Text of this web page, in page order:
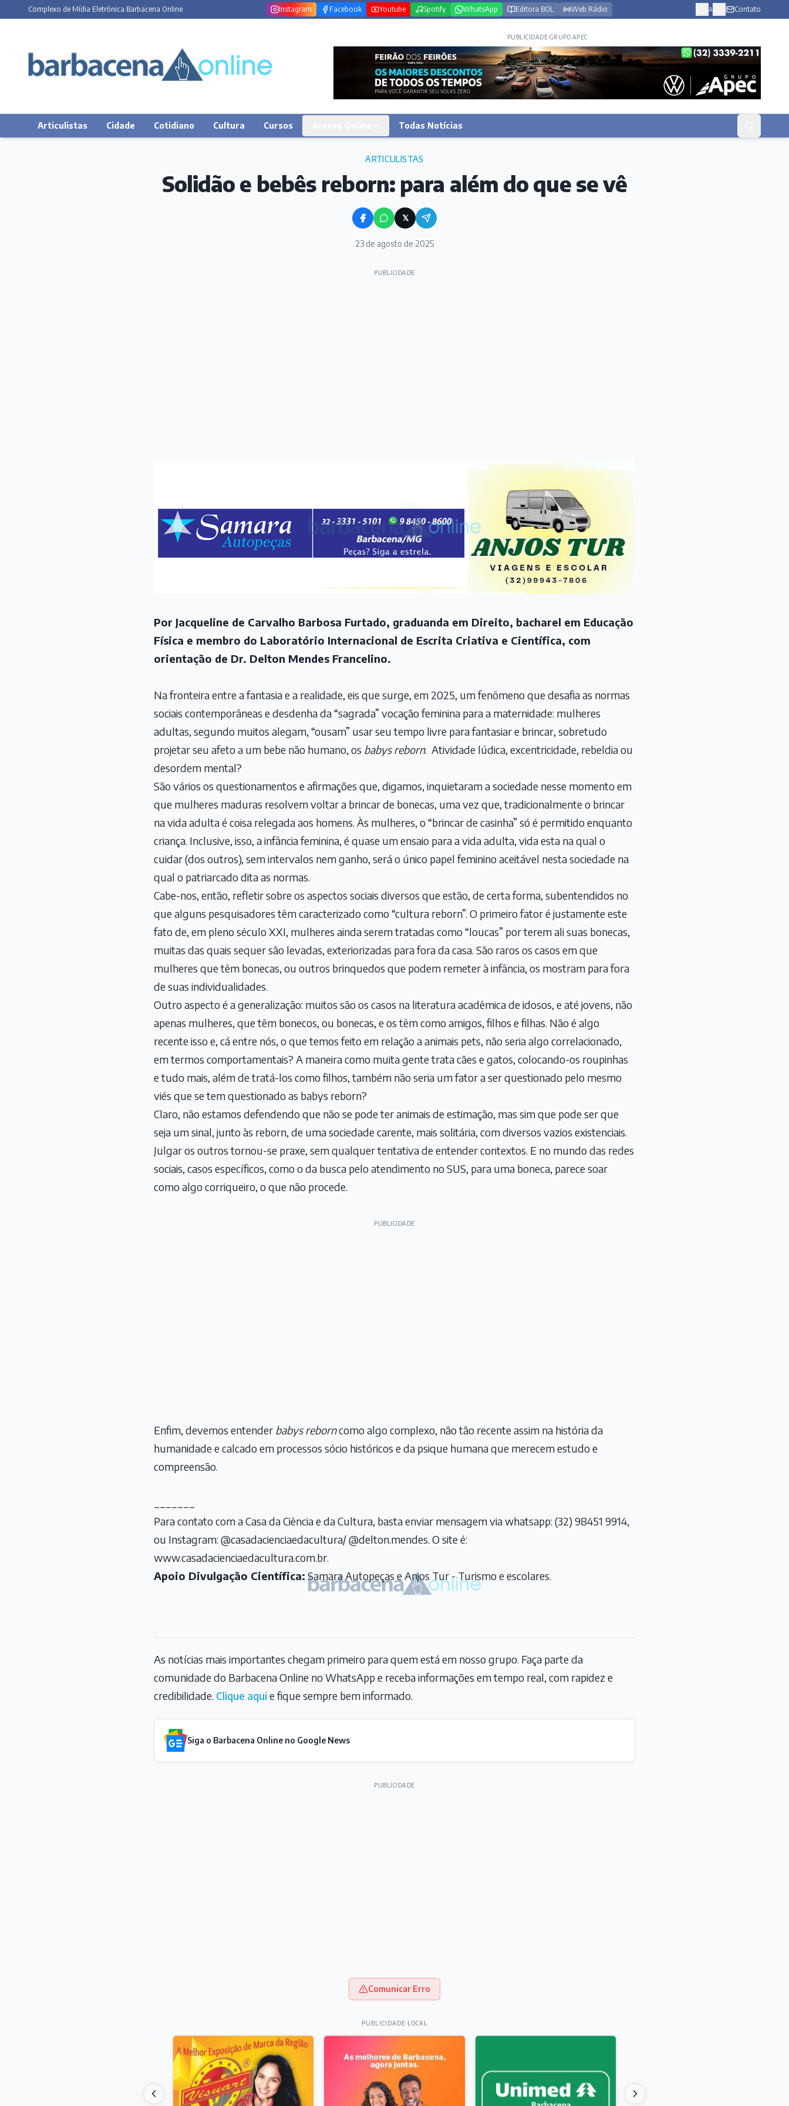
Complexo de Mídia Eletrônica Barbacena Online Instagram Facebook Youtube Spotify WhatsApp Editora BOL Web Rádio A Contato
PUBLICIDADE GRUPO APEC
Articulistas Cidade Cotidiano Cultura Cursos Todas Notícias
ARTICULISTAS
Solidão e bebês reborn: para além do que se vê
𝕏
23 de agosto de 2025
PUBLICIDADE
Por Jacqueline de Carvalho Barbosa Furtado, graduanda em Direito, bacharel em Educação
Física e membro do Laboratório Internacional de Escrita Criativa e Científica, com
orientação de Dr. Delton Mendes Francelino.
Na fronteira entre a fantasia e a realidade, eis que surge, em 2025, um fenômeno que desafia as normas
sociais contemporâneas e desdenha da “sagrada” vocação feminina para a maternidade: mulheres
adultas, segundo muitos alegam, “ousam” usar seu tempo livre para fantasiar e brincar, sobretudo
projetar seu afeto a um bebe não humano, os babys reborn. Atividade lúdica, excentricidade, rebeldia ou
desordem mental?
São vários os questionamentos e afirmações que, digamos, inquietaram a sociedade nesse momento em
que mulheres maduras resolvem voltar a brincar de bonecas, uma vez que, tradicionalmente o brincar
na vida adulta é coisa relegada aos homens. Às mulheres, o “brincar de casinha” só é permitido enquanto
criança. Inclusive, isso, a infância feminina, é quase um ensaio para a vida adulta, vida esta na qual o
cuidar (dos outros), sem intervalos nem ganho, será o único papel feminino aceitável nesta sociedade na
qual o patriarcado dita as normas.
Cabe-nos, então, refletir sobre os aspectos sociais diversos que estão, de certa forma, subentendidos no
que alguns pesquisadores têm caracterizado como “cultura reborn”. O primeiro fator é justamente este
fato de, em pleno século XXI, mulheres ainda serem tratadas como “loucas” por terem ali suas bonecas,
muitas das quais sequer são levadas, exteriorizadas para fora da casa. São raros os casos em que
mulheres que têm bonecas, ou outros brinquedos que podem remeter à infância, os mostram para fora
de suas individualidades.
Outro aspecto é a generalização: muitos são os casos na literatura acadêmica de idosos, e até jovens, não
apenas mulheres, que têm bonecos, ou bonecas, e os têm como amigos, filhos e filhas. Não é algo
recente isso e, cá entre nós, o que temos feito em relação a animais pets, não seria algo correlacionado,
em termos comportamentais? A maneira como muita gente trata cães e gatos, colocando-os roupinhas
e tudo mais, além de tratá-los como filhos, também não seria um fator a ser questionado pelo mesmo
viés que se tem questionado as babys reborn?
Claro, não estamos defendendo que não se pode ter animais de estimação, mas sim que pode ser que
seja um sinal, junto às reborn, de uma sociedade carente, mais solitária, com diversos vazios existenciais.
Julgar os outros tornou-se praxe, sem qualquer tentativa de entender contextos. E no mundo das redes
sociais, casos específicos, como o da busca pelo atendimento no SUS, para uma boneca, parece soar
como algo corriqueiro, o que não procede.
PUBLICIDADE
Enfim, devemos entender babys reborncomo algo complexo, não tão recente assim na história da
humanidade e calcado em processos sócio históricos e da psique humana que merecem estudo e
compreensão.
Para contato com a Casa da Ciência e da Cultura, basta enviar mensagem via whatsapp: (32) 98451 9914,
ou Instagram: @casadacienciaedacultura/ @delton.mendes. O site é:
www.casadacienciaedacultura.com.br.
Apoio Divulgação Científica: Samara Autopeças e Anjos Tur - Turismo e escolares.
As notícias mais importantes chegam primeiro para quem está em nosso grupo. Faça parte da
comunidade do Barbacena Online no WhatsApp e receba informações em tempo real, com rapidez e
credibilidade. Clique aqui e fique sempre bem informado.
Siga o Barbacena Online no Google News
PUBLICIDADE
Comunicar Erro
PUBLICIDADE LOCAL